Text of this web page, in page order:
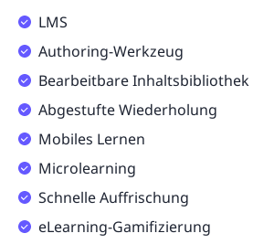
LMS
Authoring-Werkzeug
Bearbeitbare Inhaltsbibliothek
Abgestufte Wiederholung
Mobiles Lernen
Microlearning
Schnelle Auffrischung
eLearning-Gamifizierung